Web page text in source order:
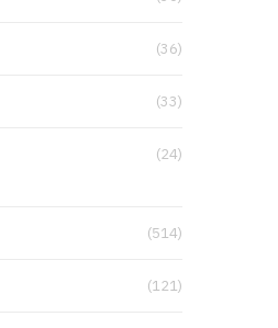
(36)
(33)
(24)
(514)
(121)